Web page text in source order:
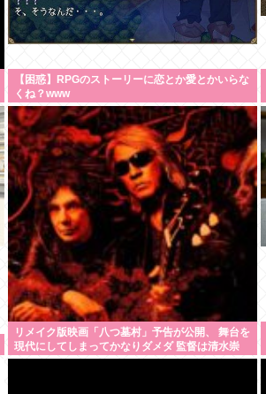
【困惑】RPGのストーリーに恋とか愛とかいらな
くね？www
リメイク版映画「八つ墓村」予告が公開、 舞台を
現代にしてしまってかなりダメダ 監督は清水崇